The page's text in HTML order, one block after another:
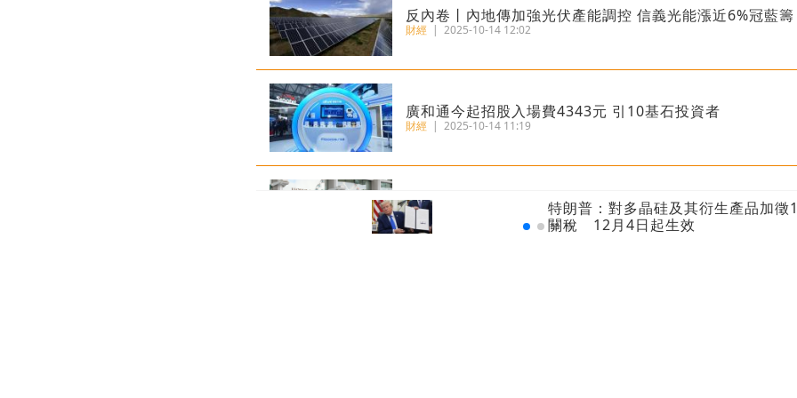
反內卷丨內地傳加強光伏產能調控 信義光能漲近6%冠藍籌
財經 | 2025-10-14 12:02
廣和通今起招股入場費4343元 引10基石投資者
財經 | 2025-10-14 11:19
港匯再觸7.85弱方保證 金管局200億接港元沽盤
財經 | 2025-07-02 08:52
特朗普：對多晶硅及其衍生產品加徵
關稅 12月4日起生效